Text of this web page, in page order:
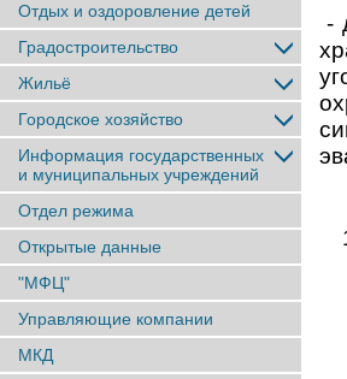
Отдых и оздоровление детей
Градостроительство
Жильё
Городское хозяйство
Информация государственных
и муниципальных учреждений
Отдел режима
Открытые данные
"МФЦ"
Управляющие компании
МКД
-